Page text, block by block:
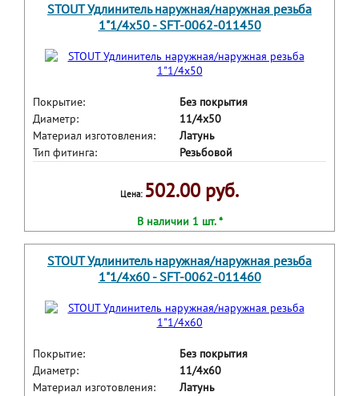
STOUT Удлинитель наружная/наружная резьба
1"1/4x50 - SFT-0062-011450
Покрытие:
Без покрытия
Диаметр:
11/4x50
Материал изготовления:
Латунь
Тип фитинга:
Резьбовой
Цена: 502.00 руб.
В наличии 1 шт. *
STOUT Удлинитель наружная/наружная резьба
1"1/4x60 - SFT-0062-011460
Покрытие:
Без покрытия
Диаметр:
11/4x60
Материал изготовления:
Латунь